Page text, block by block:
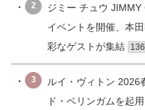
2
ジミー チュウ
イベントを開催、本
彩なゲストが集結
3
ルイ・ヴィトン 2026
ド・ベリンガムを起